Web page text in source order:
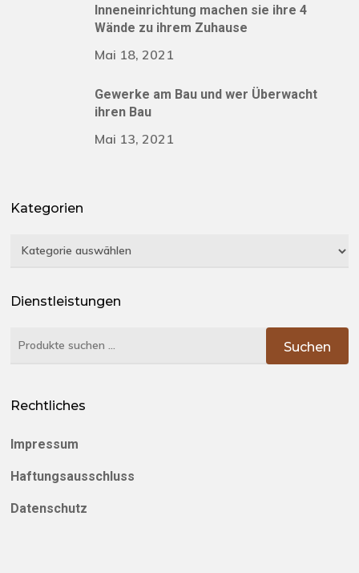
Inneneinrichtung machen sie ihre 4
Wände zu ihrem Zuhause
Mai 18, 2021
Gewerke am Bau und wer Überwacht
ihren Bau
Mai 13, 2021
Kategorien
Kategorien
Dienstleistungen
Suchen
Suchen
Rechtliches
Impressum
Haftungsausschluss
Datenschutz